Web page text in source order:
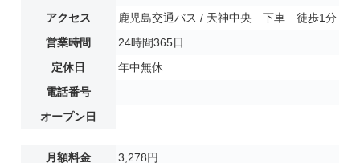
アクセス
鹿児島交通バス / 天神中央 下車 徒歩1分
営業時間
24時間365日
定休日
年中無休
電話番号
オープン日
月額料金
3,278円